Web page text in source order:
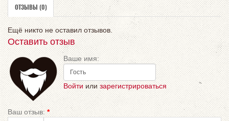
ОТЗЫВЫ (0)
Ещё никто не оставил отзывов.
Оставить отзыв
Ваше имя:
Войтиилизарегистрироваться
Ваш отзыв: *